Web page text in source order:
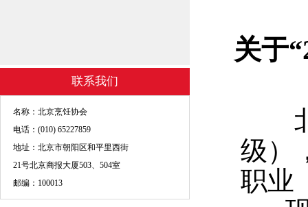
联系我们
名称：北京烹饪协会
电话：(010) 65227859
地址：北京市朝阳区和平里西街
21号北京商报大厦503、504室
邮编：100013
关于
北
级）
职业